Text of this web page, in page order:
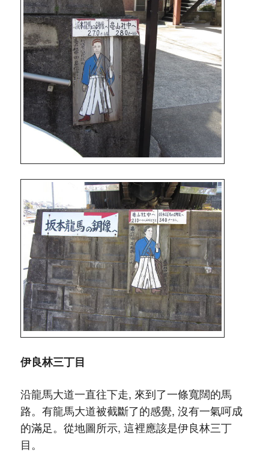
伊良林三丁目
沿龍馬大道一直往下走, 來到了一條寬闊的馬
路。有龍馬大道被截斷了的感覺, 沒有一氣呵成
的滿足。從地圖所示, 這裡應該是伊良林三丁
目。